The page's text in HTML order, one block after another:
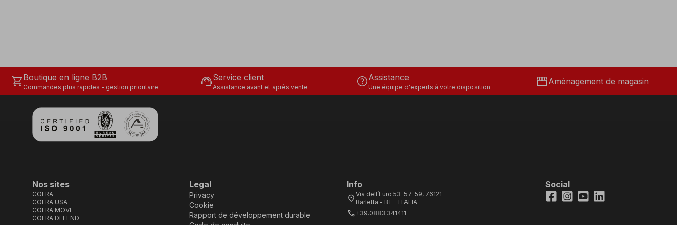
shopping_cartBoutique en ligne B2B
Commandes plus rapides - gestion prioritaire support_agentService client
Assistance avant et après vente helpAssistance
Une équipe d'experts à votre disposition storefrontAménagement de magasin
Nos sites
COFRA
COFRA USA
COFRA MOVE
COFRA DEFEND
Legal
Privacy
Cookie
Rapport de développement durable
Info
location_on Via dell’Euro 53-57-59, 76121
Barletta - BT - ITALIA
call +39.0883.341411
Social
Facebook
Instagram
YoutubeLinkedIn